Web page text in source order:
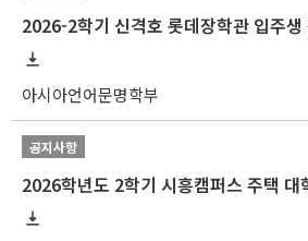
아시아언어문명학부
공지사항